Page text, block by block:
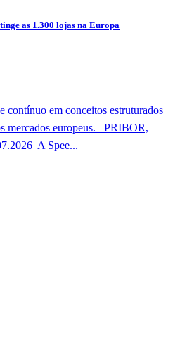
as 1.300 lojas na Europa
contínuo em conceitos estruturados
mercados europeus. PRIBOR,
 A Spee...